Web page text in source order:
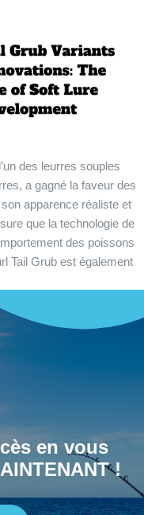
des leurres souples
a gagné la faveur des
apparence réaliste et
que la technologie de
des poissons
Tail Grub est également
en vous
!